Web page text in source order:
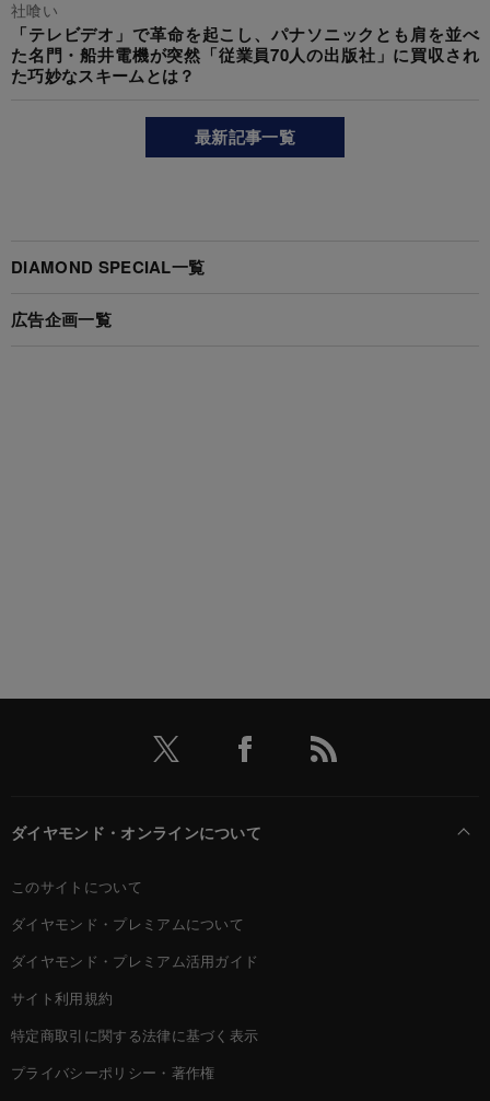
社喰い
「テレビデオ」で革命を起こし、パナソニックとも肩を並べ
た名門・船井電機が突然「従業員70人の出版社」に買収され
た巧妙なスキームとは？
最新記事一覧
DIAMOND SPECIAL一覧
広告企画一覧
ダイヤモンド・オンラインについて
このサイトについて
ダイヤモンド・プレミアムについて
ダイヤモンド・プレミアム活用ガイド
サイト利用規約
特定商取引に関する法律に基づく表示
プライバシーポリシー・著作権